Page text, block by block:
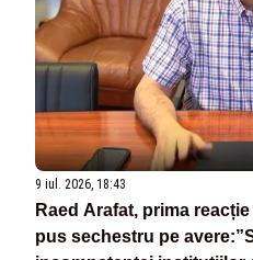
9 iul. 2026, 18:43
Raed Arafat, prima
pus sechestru pe